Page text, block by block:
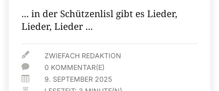
... in der Schützenlisl gibt es Lieder,
Lieder, Lieder ...
 ZWIEFACH REDAKTION
 0 KOMMENTAR(E)
 9. SEPTEMBER 2025